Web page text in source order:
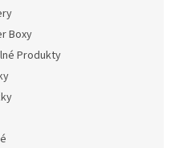
Boxy
Produkty